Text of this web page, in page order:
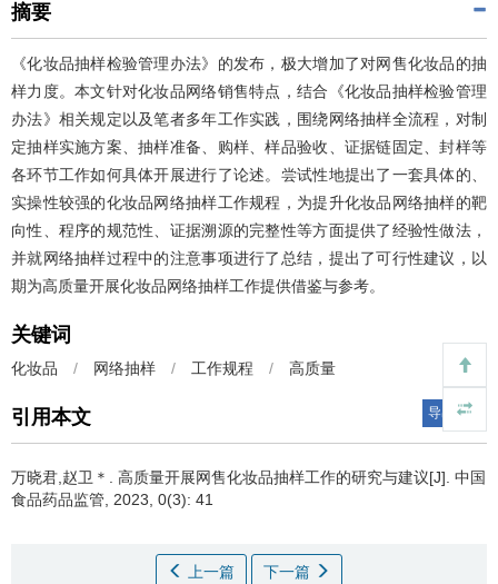
摘要
《化妆品抽样检验管理办法》的发布，极大增加了对网售化妆品的抽
样力度。本文针对化妆品网络销售特点，结合《化妆品抽样检验管理
办法》相关规定以及笔者多年工作实践，围绕网络抽样全流程，对制
定抽样实施方案、抽样准备、购样、样品验收、证据链固定、封样等
各环节工作如何具体开展进行了论述。尝试性地提出了一套具体的、
实操性较强的化妆品网络抽样工作规程，为提升化妆品网络抽样的靶
向性、程序的规范性、证据溯源的完整性等方面提供了经验性做法，
并就网络抽样过程中的注意事项进行了总结，提出了可行性建议，以
期为高质量开展化妆品网络抽样工作提供借鉴与参考。
关键词
化妆品 / 网络抽样 / 工作规程 / 高质量
引用本文 导出引用
万晓君,赵卫＊. 高质量开展网售化妆品抽样工作的研究与建议[J]. 中国
食品药品监管, 2023, 0(3): 41
上一篇 下一篇